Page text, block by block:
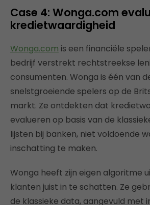
Case 4: Wonga.com
kredietwaardigheid
Wonga.com is een financiële
bedrijf verstrekt rechtstreekse
consumenten. Wonga is één van
snelstgroeiende spelers op de
markt. Ze ontdekten dat
evalueren op basis van de
lijsten bij banken, niet voldoende
inschatting te maken.
Wonga heeft zijn eigen algoritme
klanten juist in te schatten. Ze
de klassieke data, aangevuld met